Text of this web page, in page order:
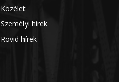
Közélet
Személyi hírek
Rövid hírek